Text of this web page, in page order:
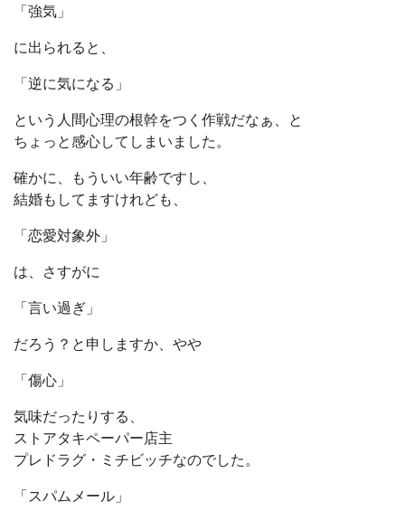
「強気」
に出られると、
「逆に気になる」
という人間心理の根幹をつく作戦だなぁ、と
ちょっと感心してしまいました。
確かに、もういい年齢ですし、
結婚もしてますけれども、
「恋愛対象外」
は、さすがに
「言い過ぎ」
だろう？と申しますか、やや
「傷心」
気味だったりする、
ストアタキペーパー店主
プレドラグ・ミチビッチなのでした。
「スパムメール」